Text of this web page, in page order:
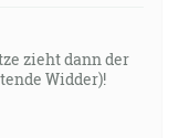
zieht dann der
Widder)!